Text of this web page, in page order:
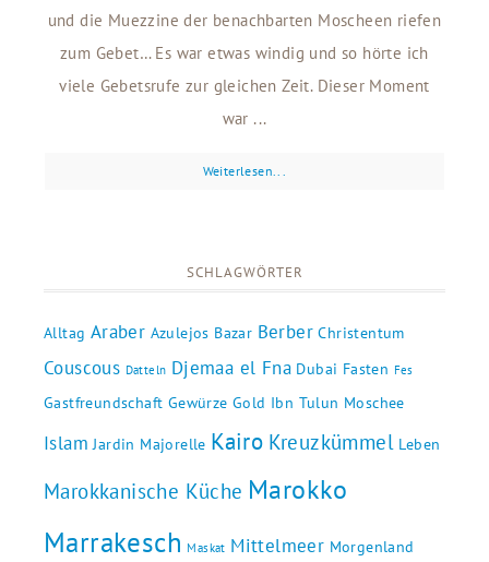
und die Muezzine der benachbarten Moscheen riefen
zum Gebet… Es war etwas windig und so hörte ich
viele Gebetsrufe zur gleichen Zeit. Dieser Moment
war ...
Weiterlesen...
SCHLAGWÖRTER
Alltag Araber Azulejos Bazar Berber Christentum
Couscous Datteln Djemaa el Fna Dubai Fasten Fes
Gastfreundschaft Gewürze Gold Ibn Tulun Moschee
Islam Jardin Majorelle Kairo Kreuzkümmel Leben
Marokkanische Küche Marokko
Marrakesch Maskat Mittelmeer Morgenland